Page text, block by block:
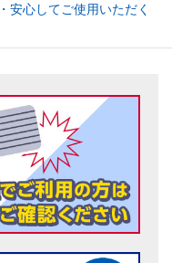
安心してご使用いただく